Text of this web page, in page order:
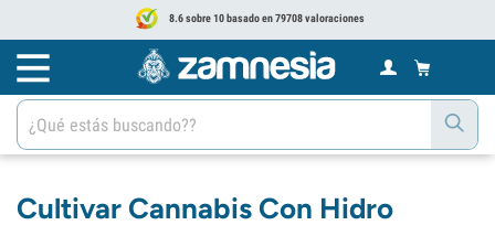
8.6 sobre 10 basado en 79708 valoraciones
Cultivar Cannabis Con Hidro